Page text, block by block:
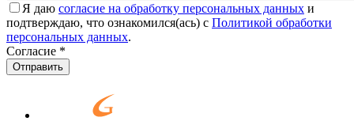
Я даю согласие на обработку персональных данных и
подтверждаю, что ознакомился(ась) с Политикой обработки
персональных данных.
Согласие *
Отправить